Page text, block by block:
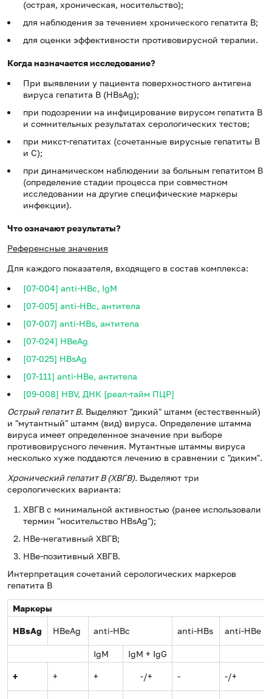
(острая, хроническая, носительство);
для наблюдения за течением хронического гепатита В;
для оценки эффективности противовирусной терапии.
Когда назначается исследование?
При выявлении у пациента поверхностного антигена
вируса гепатита В (HBsAg);
при подозрении на инфицирование вирусом гепатита В
и сомнительных результатах серологических тестов;
при микст-гепатитах (сочетанные вирусные гепатиты В
и С);
при динамическом наблюдении за больным гепатитом В
(определение стадии процесса при совместном
исследовании на другие специфические маркеры
инфекции).
Что означают результаты?
Референсные значения
Для каждого показателя, входящего в состав комплекса:
[07-004] anti-HBc, IgM
[07-005] anti-HBc, антитела
[07-007] anti-HBs, антитела
[07-024] HBeAg
[07-025] HBsAg
[07-111] anti-HBe, антитела
[09-008] HBV, ДНК [реал-тайм ПЦР]
Острый гепатит В. Выделяют "дикий" штамм (естественный)
и "мутантный" штамм (вид) вируса. Определение штамма
вируса имеет определенное значение при выборе
противовирусного лечения. Мутантные штаммы вируса
несколько хуже поддаются лечению в сравнении с "диким".
Хронический гепатит В (ХВГВ). Выделяют три
серологических варианта:
ХВГВ с минимальной активностью (ранее использовали
термин "носительство HBsAg");
НВе-негативный ХВГВ;
НВе-позитивный ХВГВ.
Интерпретация сочетаний серологических маркеров
гепатита В
Маркеры
HBsAg HBeAg anti-HBc anti-HBs anti-HBe
IgM IgM + IgG
+ + + -/+ - -/+